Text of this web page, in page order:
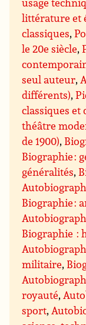
littérature et
classiques,
le 20e siècle,
seul auteur,
différents),
classiques et
théâtre
de 1900),
Biographie :
généralités,
Biographie :
Biographie :
militaire,
royauté,
sport,